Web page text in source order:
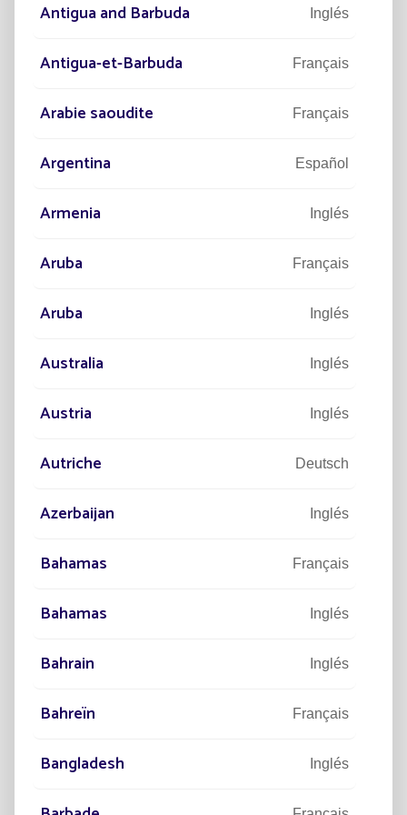
Leer el artículo
17/03/2026
Restricciones climáticas que ponen a
Vientos fuertes: ráfagas, tormentas y zonas
Leer el artículo
Deseo suscribirme al newsletter y he
leído el aviso legal y la gestión de datos
Antigua and Barbuda Inglés
Antigua-et-Barbuda Français
Arabie saoudite Français
Argentina Español
Armenia Inglés
Aruba Français
Aruba Inglés
Australia Inglés
Austria Inglés
Autriche Deutsch
Azerbaijan Inglés
Bahamas Français
Bahamas Inglés
Bahrain Inglés
Bahreïn Français
Bangladesh Inglés